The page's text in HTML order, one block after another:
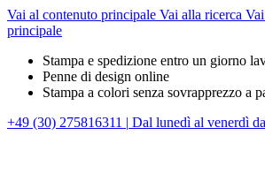
Vai al contenuto principale Vai alla ricerca
principale
Stampa e spedizione entro un giorno
Penne di design online
Stampa a colori senza sovrapprezzo a
+49 (30) 275816311 | Dal lunedì al venerdì